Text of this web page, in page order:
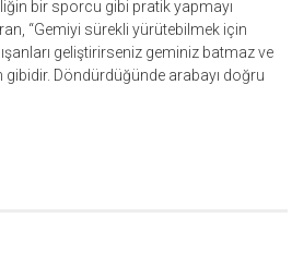
bir sporcu gibi pratik yapmayı
“Gemiyi sürekli yürütebilmek için
geliştirirseniz geminiz batmaz ve
gibidir. Döndürdüğünde arabayı doğru